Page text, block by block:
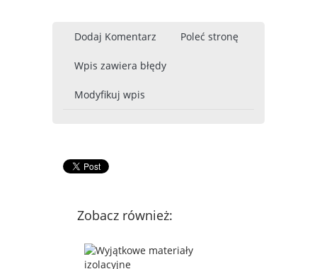
Dodaj Komentarz Poleć stronę
Wpis zawiera błędy
Modyfikuj wpis
Zobacz również: